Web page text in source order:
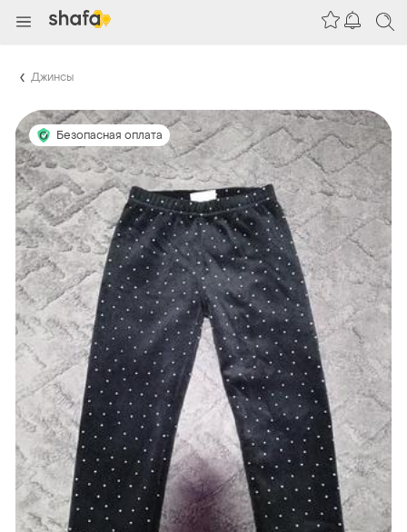
Джинсы
Безопасная оплата